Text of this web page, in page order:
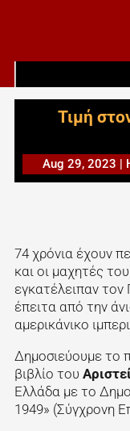
Τιμή
Aug 29, 2023 |
74 χρόνια έχουν
και οι μαχητές
εγκατέλειπαν
έπειτα από την
αμερικάνικο
Δημοσιεύουμε
βιβλίο του
Ελλάδα με το
1949» (Σύγχρονη